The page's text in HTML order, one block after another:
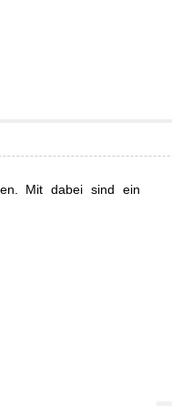
Mit dabei sind ein